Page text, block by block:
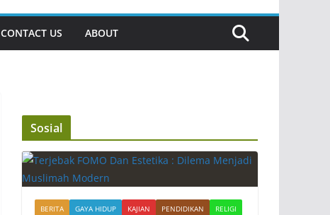
CONTACT US ABOUT
Sosial
BERITA GAYA HIDUP KAJIAN PENDIDIKAN
RELIGI